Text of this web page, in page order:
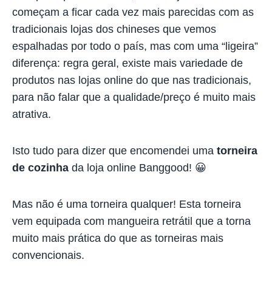
começam a ficar cada vez mais parecidas com as
tradicionais lojas dos chineses que vemos
espalhadas por todo o país, mas com uma “ligeira”
diferença: regra geral, existe mais variedade de
produtos nas lojas online do que nas tradicionais,
para não falar que a qualidade/preço é muito mais
atrativa.
Isto tudo para dizer que encomendei uma torneira
de cozinha da loja online Banggood! 😀
Mas não é uma torneira qualquer! Esta torneira
vem equipada com mangueira retrátil que a torna
muito mais prática do que as torneiras mais
convencionais.